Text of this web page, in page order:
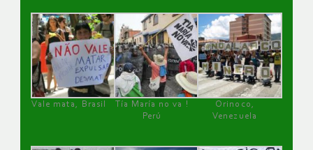
Vale mata, Brasil
Tía María no va !
Perú
Orinoco,
Venezuela